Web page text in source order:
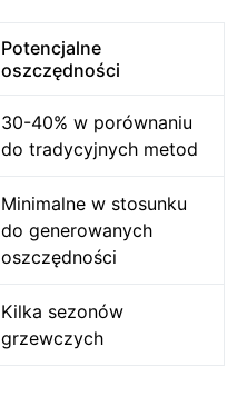
Potencjalne
oszczędności
30-40% w porównaniu
do tradycyjnych metod
Minimalne w stosunku
do generowanych
oszczędności
Kilka sezonów
grzewczych